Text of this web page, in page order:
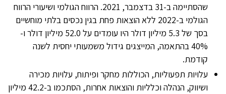
שהסתיימה ב-31 בדצמבר, 2021. הרווח הגולמי ושיעורי הרווח
הגולמי ב-2022 ללא הוצאות פחת בגין נכסים בלתי מוחשיים
בסך של 5.3 מיליון דולר היו עומדים על 52.0 מיליון דולר ו-
40% בהתאמה, המייצגים גידול משמעותי יחסית לשנה
קודמת.
עלויות תפעוליות, הכוללות מחקר ופיתוח, עלויות מכירה
ושיווק, הנהלה וכלליות והוצאות אחרות, הסתכמו ב-42.2 מיליון